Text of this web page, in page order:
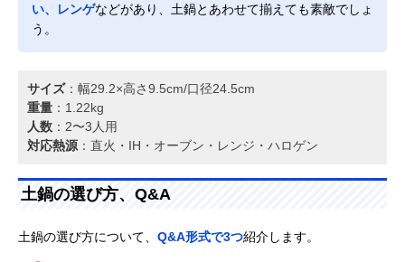
い、レンゲなどがあり、土鍋とあわせて揃えても素敵でしょ
う。
サイズ：幅29.2×高さ9.5cm/口径24.5cm
重量 ：1.22kg
人数 ：2〜3人用
対応熱源 ：直火・IH・オーブン・レンジ・ハロゲン
土鍋の選び方、Q&A
土鍋の選び方について、 Q&A形式で3つ紹介します。